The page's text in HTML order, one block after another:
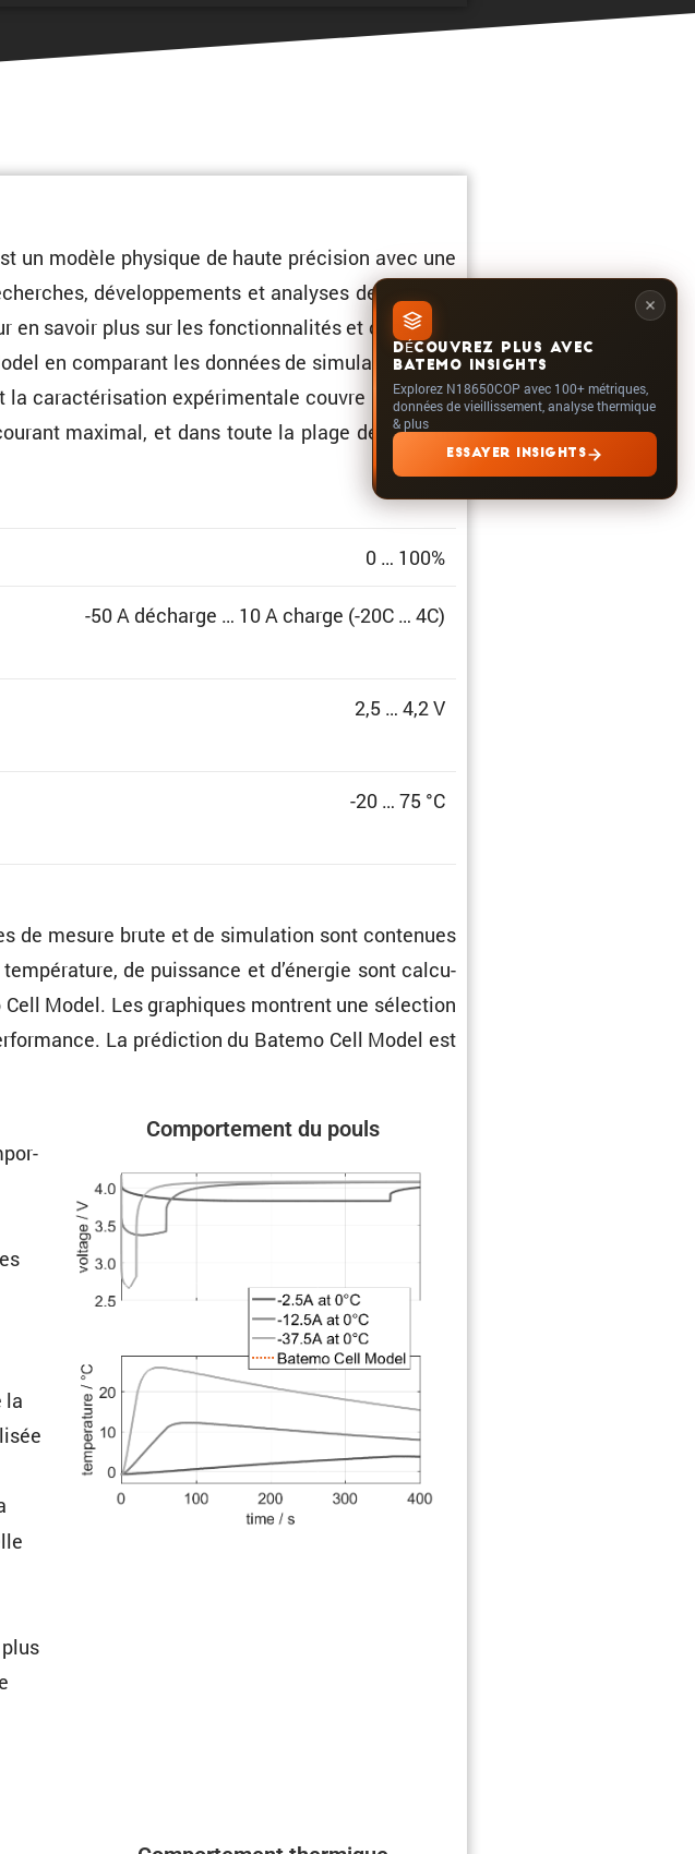
DÉCOUVREZ PLUS AVEC
BATEMO INSIGHTS
Explorez N18650COP avec 100+ métriques,
données de vieillissement, analyse thermique
& plus
ESSAYER INSIGHTS
un modèle physique de haute préci­sion avec une
dévelop­pe­ments et analyses de batterie,
en savoir plus sur les fonction­na­lités et capacités
en compa­rant les données de simula­tion et de
la carac­té­ri­sa­tion expéri­men­tale couvre la totalité
maximal, et dans toute la plage de l’état de
0 … 100%
-50 A décharge … 10 A charge (-20C … 4C)
2,5 … 4,2 V
-20 … 75 °C
de mesure brute et de simula­tion sont conte­nues
de puissance et d’énergie sont calcu­
Model. Les graphiques montrent une sélec­tion
La prédic­tion du Batemo Cell Model est
la
Compor­te­ment du pouls